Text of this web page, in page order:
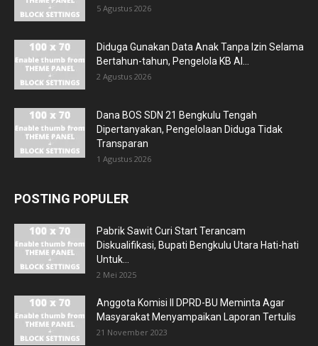
5 Agustus 2026
Diduga Gunakan Data Anak Tanpa Izin Selama
Bertahun-tahun, Pengelola KB Al...
2 Agustus 2026
Dana BOS SDN 21 Bengkulu Tengah
Dipertanyakan, Pengelolaan Diduga Tidak
Transparan
1 Agustus 2026
POSTING POPULER
Pabrik Sawit Curi Start Terancam
Diskualifikasi, Bupati Bengkulu Utara Hati-hati
Untuk...
2 Mei 2025
Anggota Komisi II DPRD-BU Meminta Agar
Masyarakat Menyampaikan Laporan Tertulis
21 November 2023